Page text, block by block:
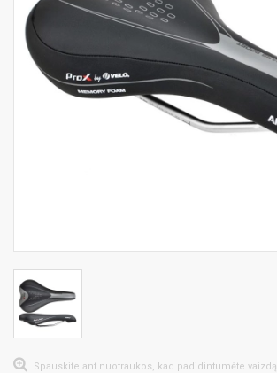
Spauskite ant nuotraukos, kad padidintumėte vaizdą